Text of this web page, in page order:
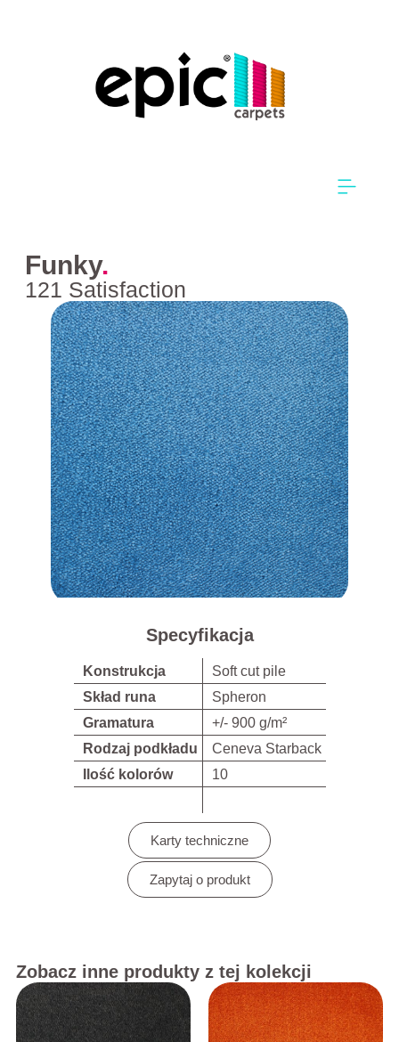
Funky.
121 Satisfaction
Specyfikacja
Konstrukcja
Soft cut pile
Skład runa
Spheron
Gramatura
+/- 900 g/m²
Rodzaj podkładu
Ceneva Starback
Ilość kolorów
10
Karty techniczne
Zapytaj o produkt
Zobacz inne produkty z tej kolekcji